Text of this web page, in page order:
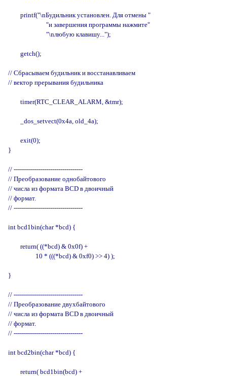
        printf("\nБудильник установлен. Для отмены "
                         "и завершения программы нажмите"
                         "\nлюбую клавишу...");
        getch();
// Сбрасываем будильник и восстанавливаем
// вектор прерывания будильника
        timer(RTC_CLEAR_ALARM, &tmr);
        _dos_setvect(0x4a, old_4a);
        exit(0);
}
// ----------------------------------
// Преобразование однобайтового
// числа из формата BCD в двоичный
// формат.
// ----------------------------------
int bcd1bin(char *bcd) {
        return( ((*bcd) & 0x0f) +
                  10 * (((*bcd) & 0xf0) >> 4) );
}
// ----------------------------------
// Преобразование двухбайтового
// числа из формата BCD в двоичный
// формат.
// ----------------------------------
int bcd2bin(char *bcd) {
        return( bcd1bin(bcd) +